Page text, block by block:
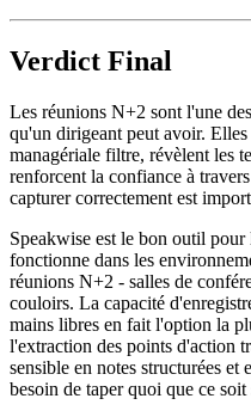
Verdict Final
Les réunions N+2 sont l'une
qu'un dirigeant peut avoir.
managériale filtre, révèlent les
renforcent la confiance à
capturer correctement est
Speakwise est le bon outil
fonctionne dans les
réunions N+2 - salles de
couloirs. La capacité
mains libres en fait l'option la
l'extraction des points d'action
sensible en notes structurées et
besoin de taper quoi que ce